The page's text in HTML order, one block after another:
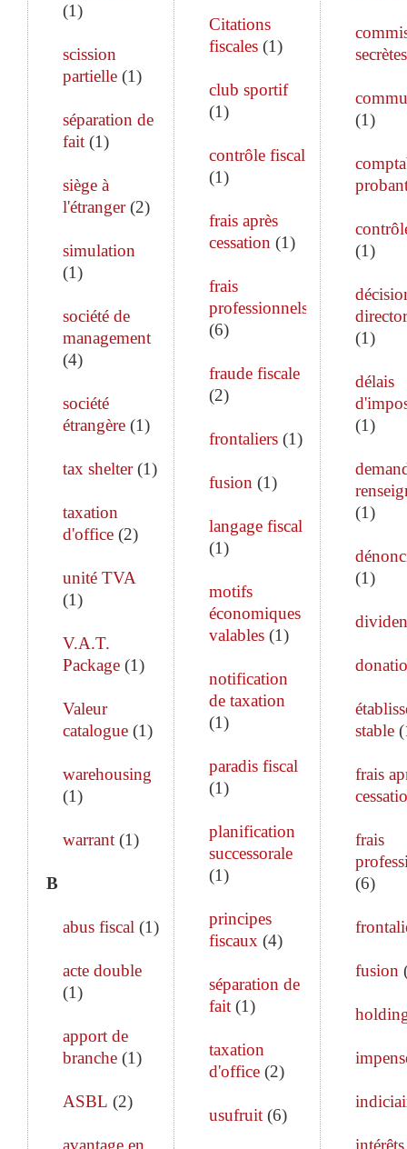
(1)
scission
partielle (1)
séparation de
fait (1)
siège à
l'étranger(2)
simulation
(1)
société de
management
(4)
société
étrangère (1)
tax shelter(1)
taxation
d'office (2)
unité TVA
(1)
V.A.T.
Package (1)
Valeur
catalogue (1)
warehousing
(1)
warrant (1)
B
abus fiscal (1)
acte double
(1)
apport de
branche (1)
ASBL (2)
avantage en
Citations
fiscales(1)
club sportif
(1)
contrôle fiscal
(1)
frais après
cessation (1)
frais
professionnels
(6)
fraude fiscale
(2)
frontaliers(1)
fusion (1)
langage fiscal
(1)
motifs
économiques
valables(1)
notification
de taxation
(1)
paradis fiscal
(1)
planification
successorale
(1)
principes
fiscaux (4)
séparation de
fait(1)
taxation
d'office(2)
usufruit(6)
secrètes
(1)
(1)
(1)
délais
(1)
(1)
(1)
stable(
frais
frais
(6)
fusion
intérêts